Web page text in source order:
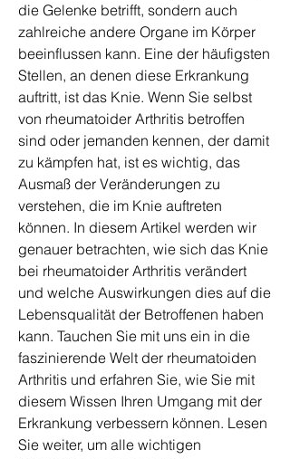
die Gelenke betrifft, sondern auch
zahlreiche andere Organe im Körper
beeinflussen kann. Eine der häufigsten
Stellen, an denen diese Erkrankung
auftritt, ist das Knie. Wenn Sie selbst
von rheumatoider Arthritis betroffen
sind oder jemanden kennen, der damit
zu kämpfen hat, ist es wichtig, das
Ausmaß der Veränderungen zu
verstehen, die im Knie auftreten
können. In diesem Artikel werden wir
genauer betrachten, wie sich das Knie
bei rheumatoider Arthritis verändert
und welche Auswirkungen dies auf die
Lebensqualität der Betroffenen haben
kann. Tauchen Sie mit uns ein in die
faszinierende Welt der rheumatoiden
Arthritis und erfahren Sie, wie Sie mit
diesem Wissen Ihren Umgang mit der
Erkrankung verbessern können. Lesen
Sie weiter, um alle wichtigen